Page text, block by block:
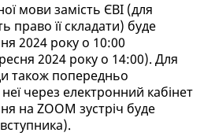
мови замість ЄВІ (для
право її складати) буде
2024 року о 10:00
2024 року о 14:00). Для
також попередньо
через електронний кабінет
на ZOOM зустріч буде